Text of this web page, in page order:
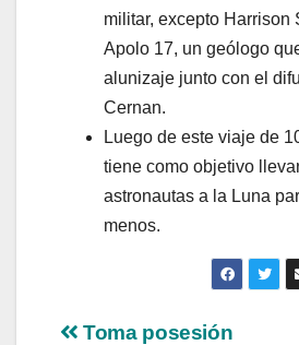
militar, excepto Harrison
Apolo 17, un geólogo
alunizaje junto con el
Cernan.
Luego de este viaje de
tiene como objetivo
astronautas a la Luna
menos.
Toma posesión